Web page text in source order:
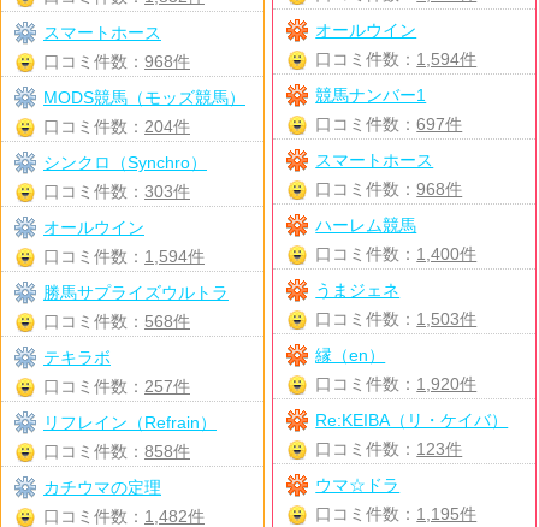
オールウイン
口コミ件数： 1,594件
競馬ナンバー1
口コミ件数：697件
スマートホース
口コミ件数：968件
ハーレム競馬
口コミ件数： 1,400件
うまジェネ
口コミ件数： 1,503件
縁（en）
口コミ件数： 1,920件
Re:KEIBA（リ・ケイバ）
口コミ件数： 123件
ウマ☆ドラ
口コミ件数： 1,195件
スマートホース
口コミ件数： 968件
MODS競馬（モッズ競馬）
口コミ件数： 204件
シンクロ（Synchro）
口コミ件数： 303件
オールウイン
口コミ件数： 1,594件
勝馬サプライズウルトラ
口コミ件数： 568件
テキラボ
口コミ件数： 257件
リフレイン（Refrain）
口コミ件数： 858件
カチウマの定理
口コミ件数： 1,482件